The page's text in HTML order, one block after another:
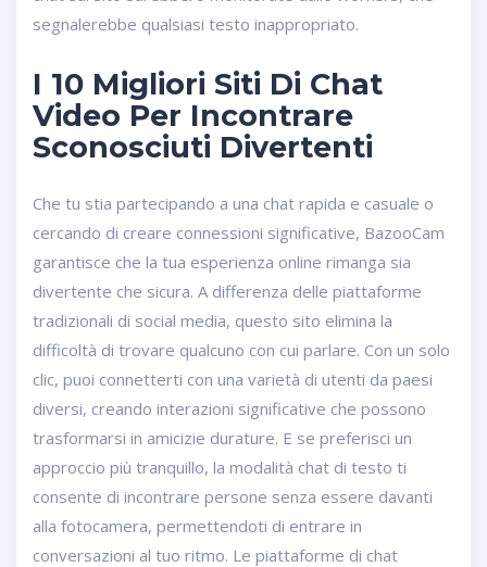
segnalerebbe qualsiasi testo inappropriato.
I 10 Migliori Siti Di Chat
Video Per Incontrare
Sconosciuti Divertenti
Che tu stia partecipando a una chat rapida e casuale o
cercando di creare connessioni significative, BazooCam
garantisce che la tua esperienza online rimanga sia
divertente che sicura. A differenza delle piattaforme
tradizionali di social media, questo sito elimina la
difficoltà di trovare qualcuno con cui parlare. Con un solo
clic, puoi connetterti con una varietà di utenti da paesi
diversi, creando interazioni significative che possono
trasformarsi in amicizie durature. E se preferisci un
approccio più tranquillo, la modalità chat di testo ti
consente di incontrare persone senza essere davanti
alla fotocamera, permettendoti di entrare in
conversazioni al tuo ritmo. Le piattaforme di chat